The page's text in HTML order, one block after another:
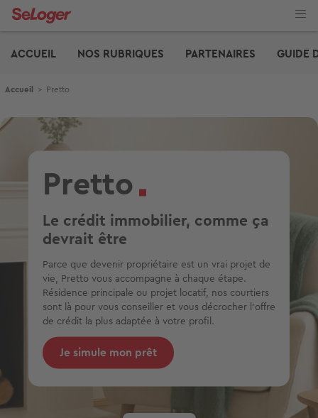
Aller
ACCUEIL
NOS RUBRIQUES PARTENAIRES GUIDE
Fil d'Ariane
Accueil > Pretto
Image
Pretto
Le crédit immobilier, comme ça
devrait être
Parce que devenir propriétaire est un vrai projet de
vie, Pretto vous accompagne à chaque étape.
Résidence principale ou projet locatif, nos courtiers
sont là pour vous conseiller et vous décrocher l’offre
de crédit la plus adaptée à votre profil.
Je simule mon prêt